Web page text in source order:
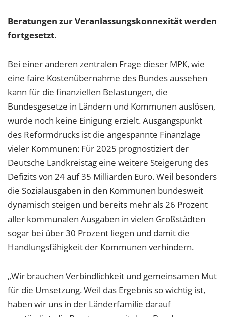
Beratungen zur Veranlassungskonnexität werden
fortgesetzt.
Bei einer anderen zentralen Frage dieser MPK, wie
eine faire Kostenübernahme des Bundes aussehen
kann für die finanziellen Belastungen, die
Bundesgesetze in Ländern und Kommunen auslösen,
wurde noch keine Einigung erzielt. Ausgangspunkt
des Reformdrucks ist die angespannte Finanzlage
vieler Kommunen: Für 2025 prognostiziert der
Deutsche Landkreistag eine weitere Steigerung des
Defizits von 24 auf 35 Milliarden Euro. Weil besonders
die Sozialausgaben in den Kommunen bundesweit
dynamisch steigen und bereits mehr als 26 Prozent
aller kommunalen Ausgaben in vielen Großstädten
sogar bei über 30 Prozent liegen und damit die
Handlungsfähigkeit der Kommunen verhindern.
„Wir brauchen Verbindlichkeit und gemeinsamen Mut
für die Umsetzung. Weil das Ergebnis so wichtig ist,
haben wir uns in der Länderfamilie darauf